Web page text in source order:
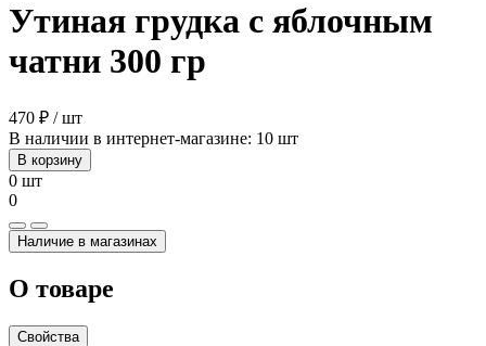
Утиная грудка с яблочным
чатни 300 гр
470 ₽ / шт
В наличии в интернет-магазине: 10 шт
В корзину
0 шт
0
Наличие в магазинах
О товаре
Свойства